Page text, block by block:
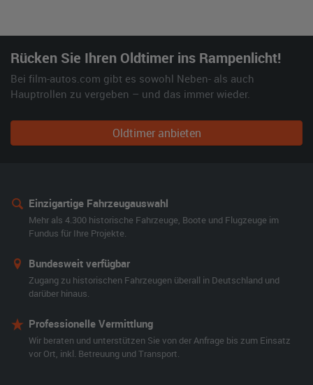
Rücken Sie Ihren Oldtimer ins Rampenlicht!
Bei film-autos.com gibt es sowohl Neben- als auch
Hauptrollen zu vergeben – und das immer wieder.
Oldtimer anbieten
Einzigartige Fahrzeugauswahl
Mehr als 4.300 historische Fahrzeuge, Boote und Flugzeuge im
Fundus für Ihre Projekte.
Bundesweit verfügbar
Zugang zu historischen Fahrzeugen überall in Deutschland und
darüber hinaus.
Professionelle Vermittlung
Wir beraten und unterstützen Sie von der Anfrage bis zum Einsatz
vor Ort, inkl. Betreuung und Transport.